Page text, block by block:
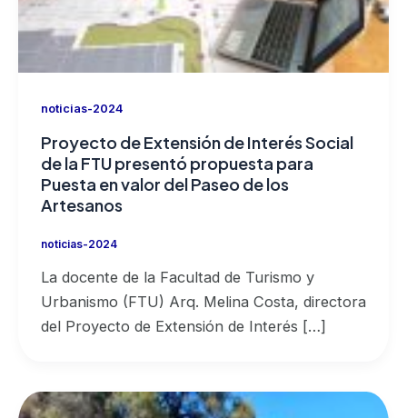
noticias-2024
Proyecto de Extensión de Interés Social
de la FTU presentó propuesta para
Puesta en valor del Paseo de los
Artesanos
noticias-2024
La docente de la Facultad de Turismo y
Urbanismo (FTU) Arq. Melina Costa, directora
del Proyecto de Extensión de Interés […]